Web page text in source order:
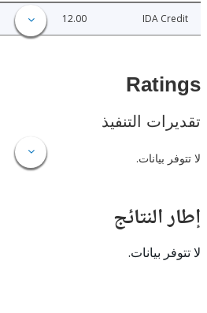
IDA
التنفيذ
بيانات.
بيانات.